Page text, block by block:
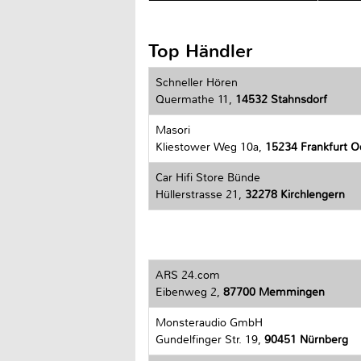
Top Händler
Schneller Hören
Quermathe 11, 14532 Stahnsdorf
Masori
Kliestower Weg 10a, 15234 Frankfurt
Car Hifi Store Bünde
Hüllerstrasse 21, 32278 Kirchlengern
ARS 24.com
Eibenweg 2, 87700 Memmingen
Monsteraudio GmbH
Gundelfinger Str. 19, 90451 Nürnberg